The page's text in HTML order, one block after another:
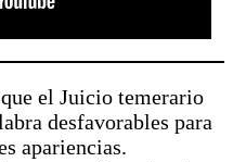
el Juicio temerario
desfavorables para
apariencias.